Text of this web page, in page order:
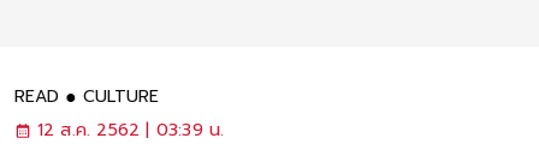
READ
CULTURE
12 ส.ค. 2562 | 03:39 น.